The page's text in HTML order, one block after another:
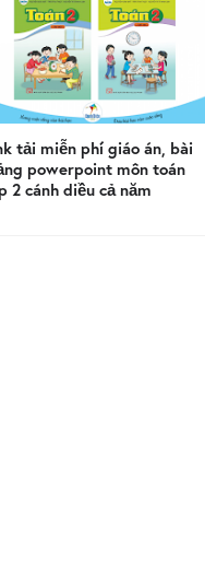
tải miễn phí giáo án, bài
powerpoint môn toán
2 cánh diều cả năm